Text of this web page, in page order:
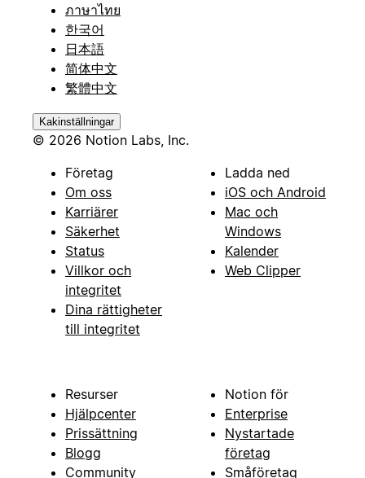
ภาษาไทย
한국어
日本語
简体中文
繁體中文
Kakinställningar
© 2026 Notion Labs, Inc.
Företag
Om oss
Karriärer
Säkerhet
Status
Villkor och
integritet
Dina rättigheter
till integritet
Ladda ned
iOS och Android
Mac och
Windows
Kalender
Web Clipper
Resurser
Hjälpcenter
Prissättning
Blogg
Community
Notion för
Enterprise
Nystartade
företag
Småföretag